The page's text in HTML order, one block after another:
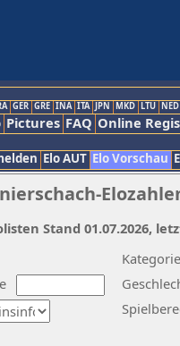
GER GRE INA ITA JPN MKD LTU NED
Pictures FAQ Online
Elo AUT Elo Vorschau
Kategorie
Stand 01.07.2026,